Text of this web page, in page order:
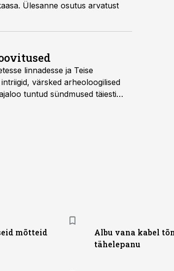
Ülesanne osutus arvatust
linnadesse ja Teise
värsked arheoloogilised
tuntud sündmused täiesti
mõtteid
Albu vana kabel
tähelepanu